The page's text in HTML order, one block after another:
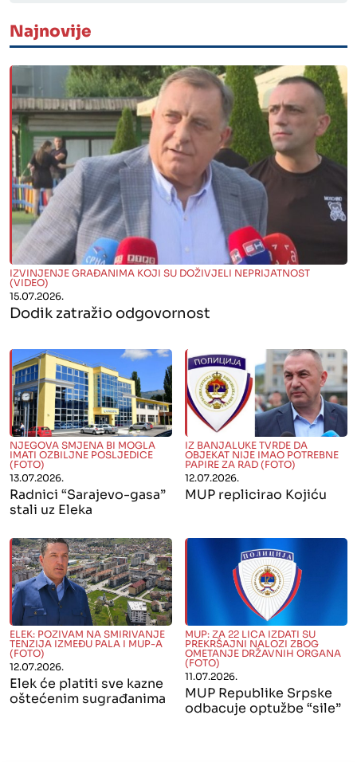
Najnovije
" alt="">
IZVINJENJE GRAĐANIMA KOJI SU DOŽIVJELI NEPRIJATNOST
(VIDEO)
15.07.2026.
Dodik zatražio odgovornost
" alt="">
NJEGOVA SMJENA BI MOGLA
IMATI OZBILJNE POSLJEDICE
(FOTO)
13.07.2026.
Radnici “Sarajevo-gasa”
stali uz Eleka
" alt="">
IZ BANJALUKE TVRDE DA
OBJEKAT NIJE IMAO POTREBNE
PAPIRE ZA RAD (FOTO)
12.07.2026.
MUP replicirao Kojiću
" alt="">
ELEK: POZIVAM NA SMIRIVANJE
TENZIJA IZMEĐU PALA I MUP-A
(FOTO)
12.07.2026.
Elek će platiti sve kazne
oštećenim sugrađanima
" alt="">
MUP: ZA 22 LICA IZDATI SU
PREKRŠAJNI NALOZI ZBOG
OMETANJE DRŽAVNIH ORGANA
(FOTO)
11.07.2026.
MUP Republike Srpske
odbacuje optužbe “sile”